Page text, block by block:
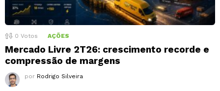
0 Votos AÇÕES
Mercado Livre 2T26: crescimento recorde e
compressão de margens
por Rodrigo Silveira